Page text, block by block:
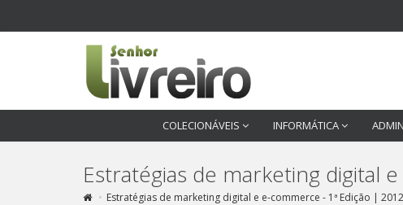
COLECIONÁVEIS INFORMÁTICA
Estratégias de marketing digital
Estratégias de marketing digital e e-commerce - 1ª Edição | 2012